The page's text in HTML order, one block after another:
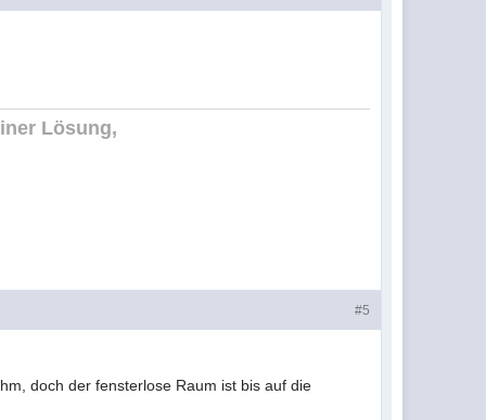
Lösung,
#5
doch der fensterlose Raum ist bis auf die